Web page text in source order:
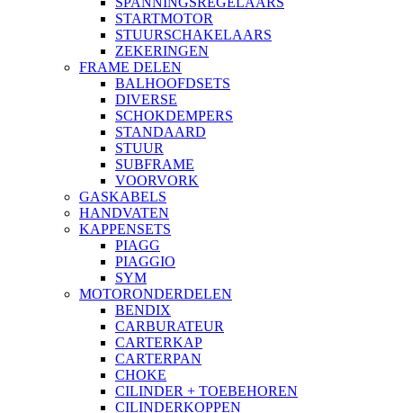
STARTMOTOR
STUURSCHAKELAARS
ZEKERINGEN
FRAME DELEN
BALHOOFDSETS
DIVERSE
SCHOKDEMPERS
STANDAARD
STUUR
SUBFRAME
VOORVORK
GASKABELS
HANDVATEN
KAPPENSETS
PIAGG
PIAGGIO
SYM
MOTORONDERDELEN
BENDIX
CARBURATEUR
CARTERKAP
CARTERPAN
CHOKE
CILINDER + TOEBEHOREN
CILINDERKOPPEN